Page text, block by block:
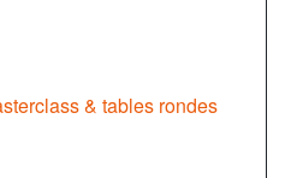
& tables rondes